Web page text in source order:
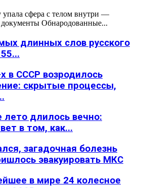
упала сфера с телом внутри —
документы Обнародованные...
длинных слов русского
в СССР возродилось
скрытые процессы,
лето длилось вечно:
в том, как...
загадочная болезнь
эвакуировать МКС
в мире 24 колесное